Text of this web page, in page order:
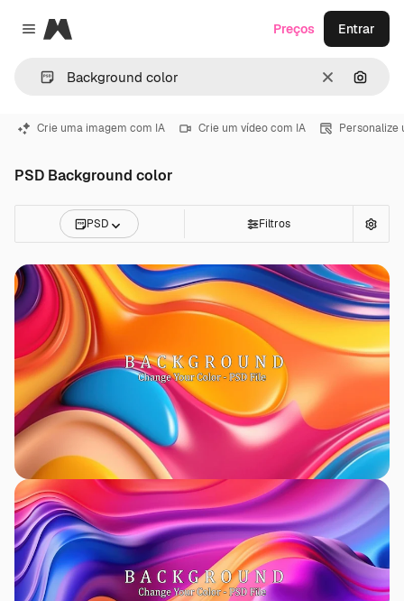
Close menu
Magnific
Limpar
Preços Entrar
Crie uma imagem com IA Crie um vídeo com IA Personalize
PSD Background color
PSD Filtros